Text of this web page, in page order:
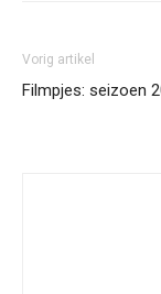
Vorig artikel
Filmpjes: seizoen